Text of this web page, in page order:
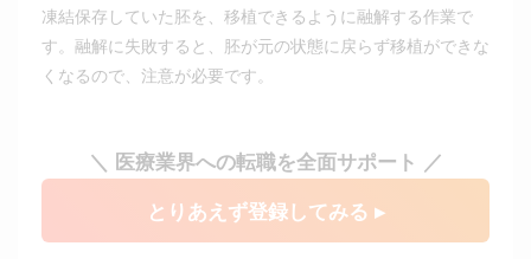
凍結保存していた胚を、移植できるように融解する作業で
す。融解に失敗すると、胚が元の状態に戻らず移植ができな
くなるので、注意が必要です。
＼ 医療業界への転職を全面サポート ／
とりあえず登録してみる ▸